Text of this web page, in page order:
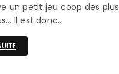
un petit jeu coop des plus
Il est donc…